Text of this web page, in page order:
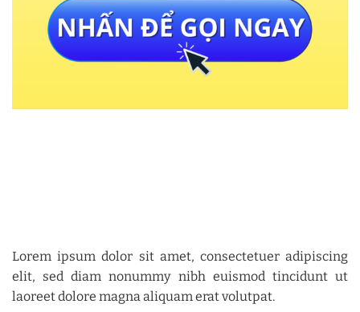
Lorem ipsum dolor sit amet, consectetuer adipiscing
elit, sed diam nonummy nibh euismod tincidunt ut
laoreet dolore magna aliquam erat volutpat.